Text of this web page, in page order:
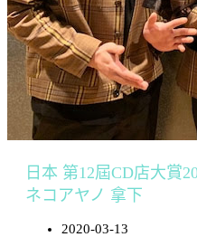
日本 第12屆CD店大賞
ネコアヤノ 拿下
2020-03-13